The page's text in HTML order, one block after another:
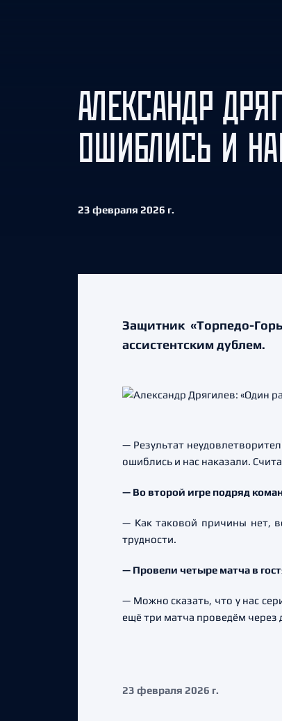
АЛЕКСАНДР
ОШИБЛИСЬ И
23 февраля 2026 г.
Защитник «Торпедо-
ассистентским дублем.
— Результат
ошиблись и нас наказали.
— Во второй игре подряд
— Как таковой причины нет,
трудности.
— Провели четыре матча в
— Можно сказать, что у нас
ещё три матча проведём через
23 февраля 2026 г.